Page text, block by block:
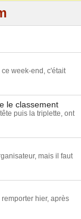
week-end, c'était
le classement
puis la triplette, ont
mais il faut
remporter hier, après